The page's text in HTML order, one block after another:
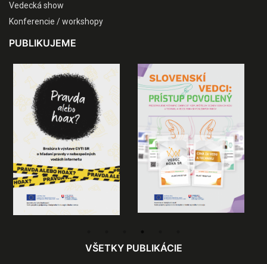
Vedecká show
Konferencie / workshopy
PUBLIKUJEME
VŠETKY PUBLIKÁCIE